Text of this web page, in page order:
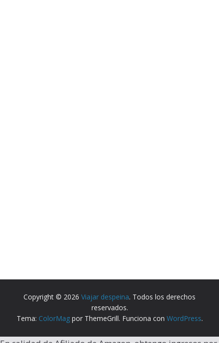
Copyright © 2026 Viajar despeina. Todos los derechos
reservados.
Tema: ColorMagpor ThemeGrill. Funciona con WordPress.